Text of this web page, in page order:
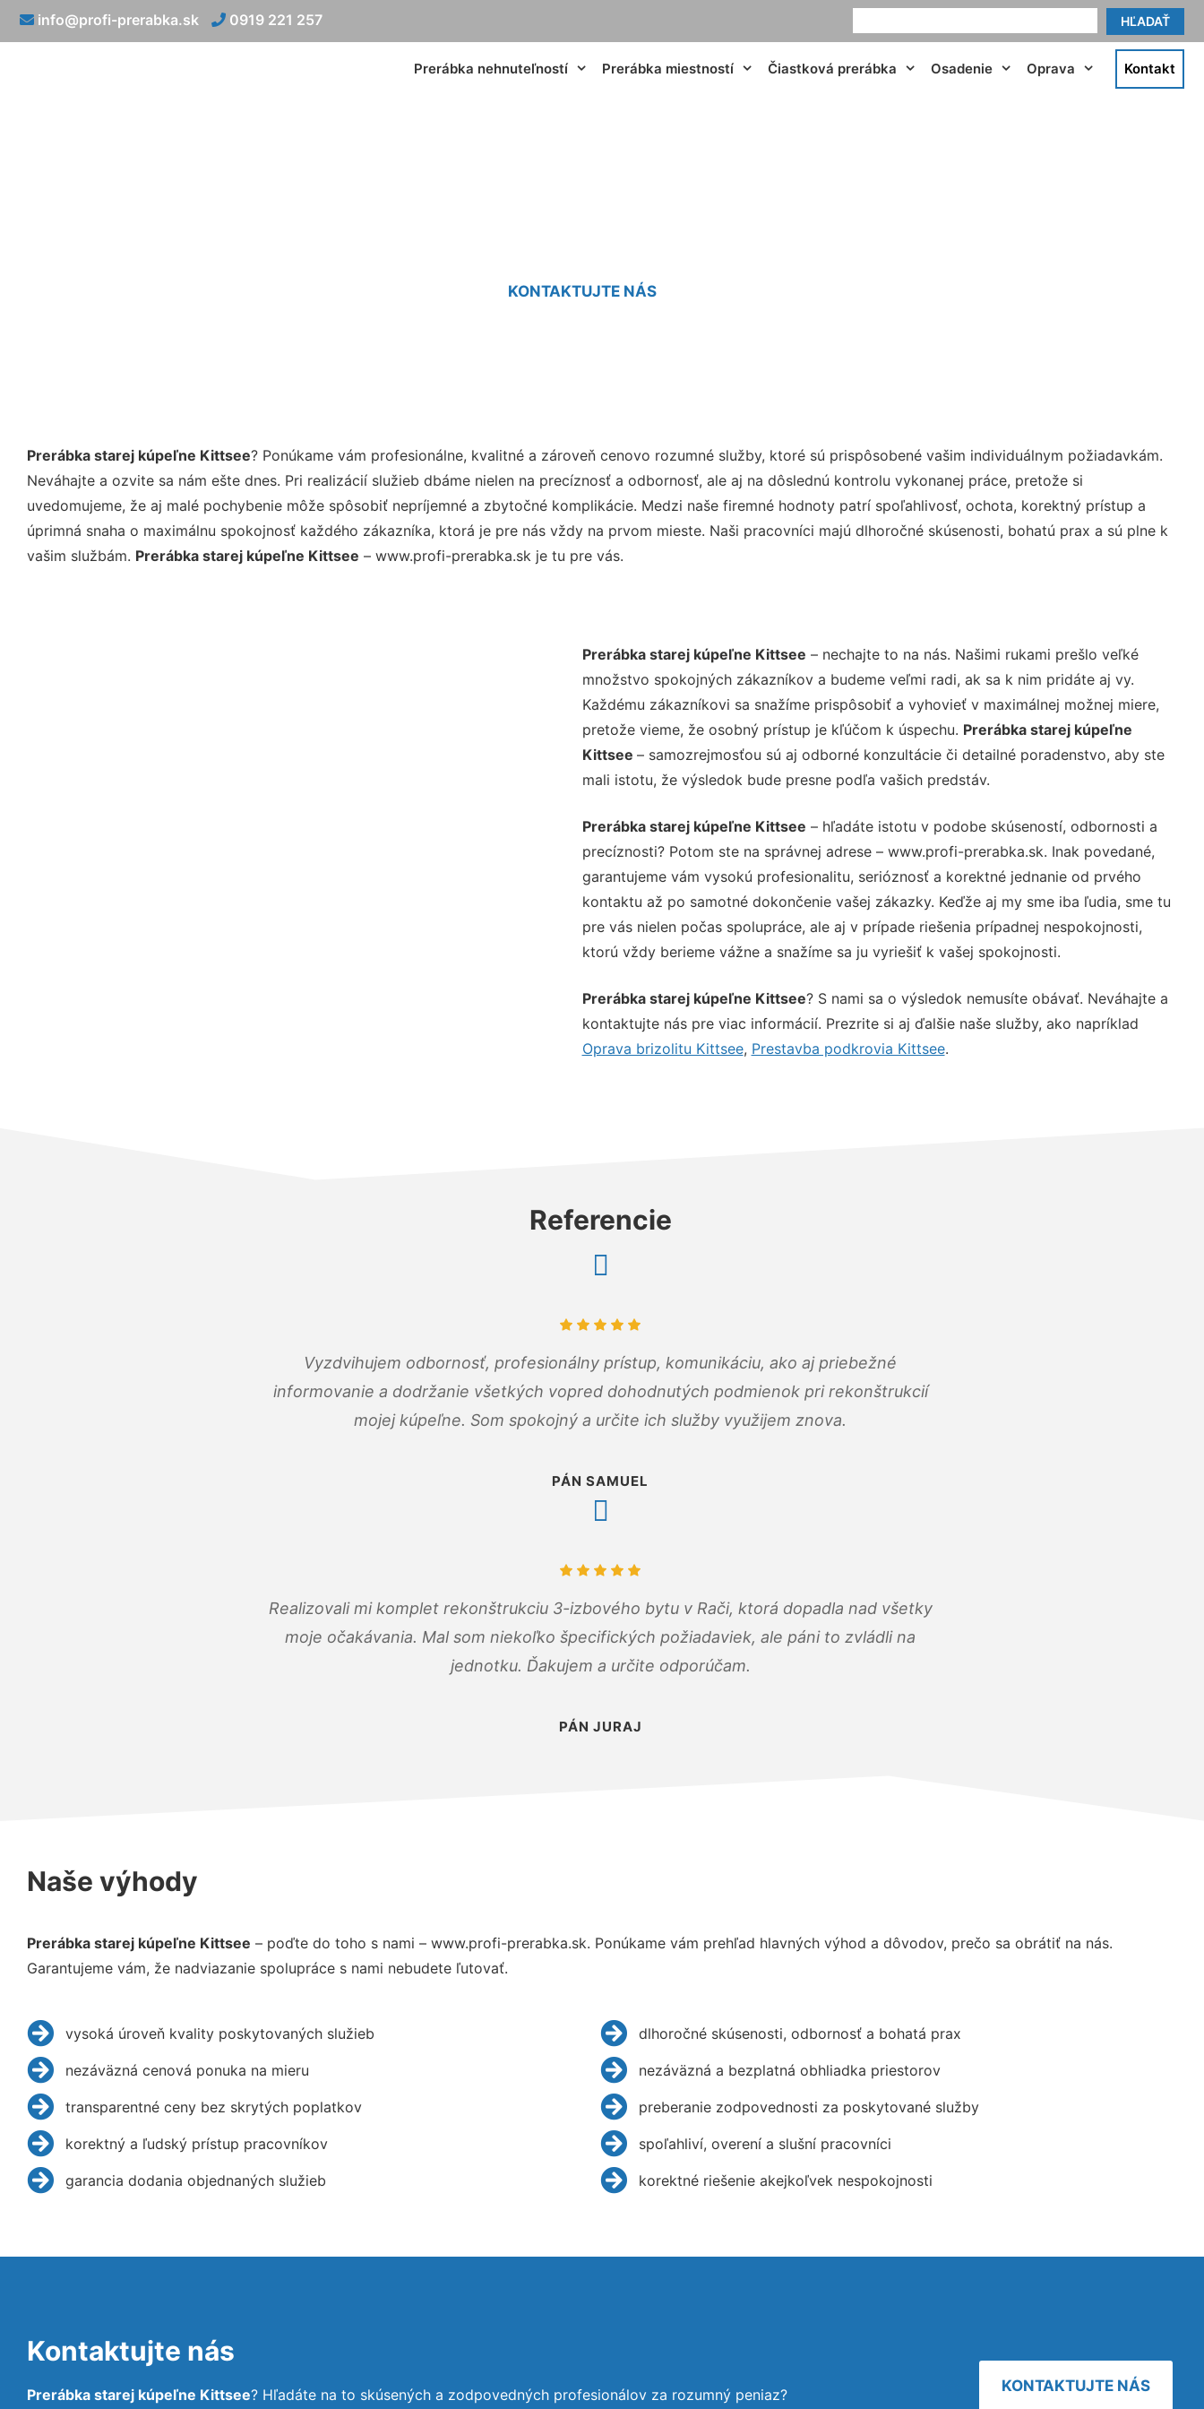
HĽADAŤ
info@profi-prerabka.sk 0919 221 257
Prerábka nehnuteľností Prerábka miestností Čiastková prerábka Osadenie Oprava Kontakt
KONTAKTUJTE NÁS
Prerábka starej kúpeľne Kittsee? Ponúkame vám profesionálne, kvalitné a zároveň cenovo rozumné služby, ktoré sú prispôsobené vašim individuálnym požiadavkám.
Neváhajte a ozvite sa nám ešte dnes. Pri realizácií služieb dbáme nielen na precíznosť a odbornosť, ale aj na dôslednú kontrolu vykonanej práce, pretože si
uvedomujeme, že aj malé pochybenie môže spôsobiť nepríjemné a zbytočné komplikácie. Medzi naše firemné hodnoty patrí spoľahlivosť, ochota, korektný prístup a
úprimná snaha o maximálnu spokojnosť každého zákazníka, ktorá je pre nás vždy na prvom mieste. Naši pracovníci majú dlhoročné skúsenosti, bohatú prax a sú plne k
vašim službám. Prerábka starej kúpeľne Kittsee – www.profi-prerabka.sk je tu pre vás.
Prerábka starej kúpeľne Kittsee – nechajte to na nás. Našimi rukami prešlo veľké
množstvo spokojných zákazníkov a budeme veľmi radi, ak sa k nim pridáte aj vy.
Každému zákazníkovi sa snažíme prispôsobiť a vyhovieť v maximálnej možnej miere,
pretože vieme, že osobný prístup je kľúčom k úspechu. Prerábka starej kúpeľne
Kittsee – samozrejmosťou sú aj odborné konzultácie či detailné poradenstvo, aby ste
mali istotu, že výsledok bude presne podľa vašich predstáv.
Prerábka starej kúpeľne Kittsee – hľadáte istotu v podobe skúseností, odbornosti a
precíznosti? Potom ste na správnej adrese – www.profi-prerabka.sk. Inak povedané,
garantujeme vám vysokú profesionalitu, serióznosť a korektné jednanie od prvého
kontaktu až po samotné dokončenie vašej zákazky. Keďže aj my sme iba ľudia, sme tu
pre vás nielen počas spolupráce, ale aj v prípade riešenia prípadnej nespokojnosti,
ktorú vždy berieme vážne a snažíme sa ju vyriešiť k vašej spokojnosti.
Prerábka starej kúpeľne Kittsee? S nami sa o výsledok nemusíte obávať. Neváhajte a
kontaktujte nás pre viac informácií. Prezrite si aj ďalšie naše služby, ako napríklad
Oprava brizolitu Kittsee, Prestavba podkrovia Kittsee.
Referencie
Vyzdvihujem odbornosť, profesionálny prístup, komunikáciu, ako aj priebežné
informovanie a dodržanie všetkých vopred dohodnutých podmienok pri rekonštrukcií
mojej kúpeľne. Som spokojný a určite ich služby využijem znova.
PÁN SAMUEL
Realizovali mi komplet rekonštrukciu 3-izbového bytu v Rači, ktorá dopadla nad všetky
moje očakávania. Mal som niekoľko špecifických požiadaviek, ale páni to zvládli na
jednotku. Ďakujem a určite odporúčam.
PÁN JURAJ
Naše výhody
Prerábka starej kúpeľne Kittsee – poďte do toho s nami – www.profi-prerabka.sk. Ponúkame vám prehľad hlavných výhod a dôvodov, prečo sa obrátiť na nás.
Garantujeme vám, že nadviazanie spolupráce s nami nebudete ľutovať.
vysoká úroveň kvality poskytovaných služieb
nezáväzná cenová ponuka na mieru
transparentné ceny bez skrytých poplatkov
korektný a ľudský prístup pracovníkov
garancia dodania objednaných služieb
dlhoročné skúsenosti, odbornosť a bohatá prax
nezáväzná a bezplatná obhliadka priestorov
preberanie zodpovednosti za poskytované služby
spoľahliví, overení a slušní pracovníci
korektné riešenie akejkoľvek nespokojnosti
Kontaktujte nás
Prerábka starej kúpeľne Kittsee? Hľadáte na to skúsených a zodpovedných profesionálov za rozumný peniaz? KONTAKTUJTE NÁS